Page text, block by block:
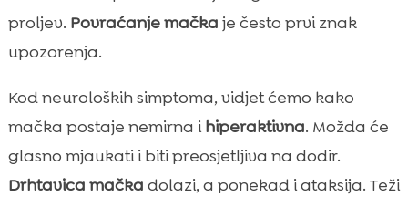
proljev. Povraćanje mačka je često prvi znak
upozorenja.
Kod neuroloških simptoma, vidjet ćemo kako
mačka postaje nemirna ihiperaktivna. Možda će
glasno mjaukati i biti preosjetljiva na dodir.
Drhtavica mačka dolazi, a ponekad i ataksija. Teži